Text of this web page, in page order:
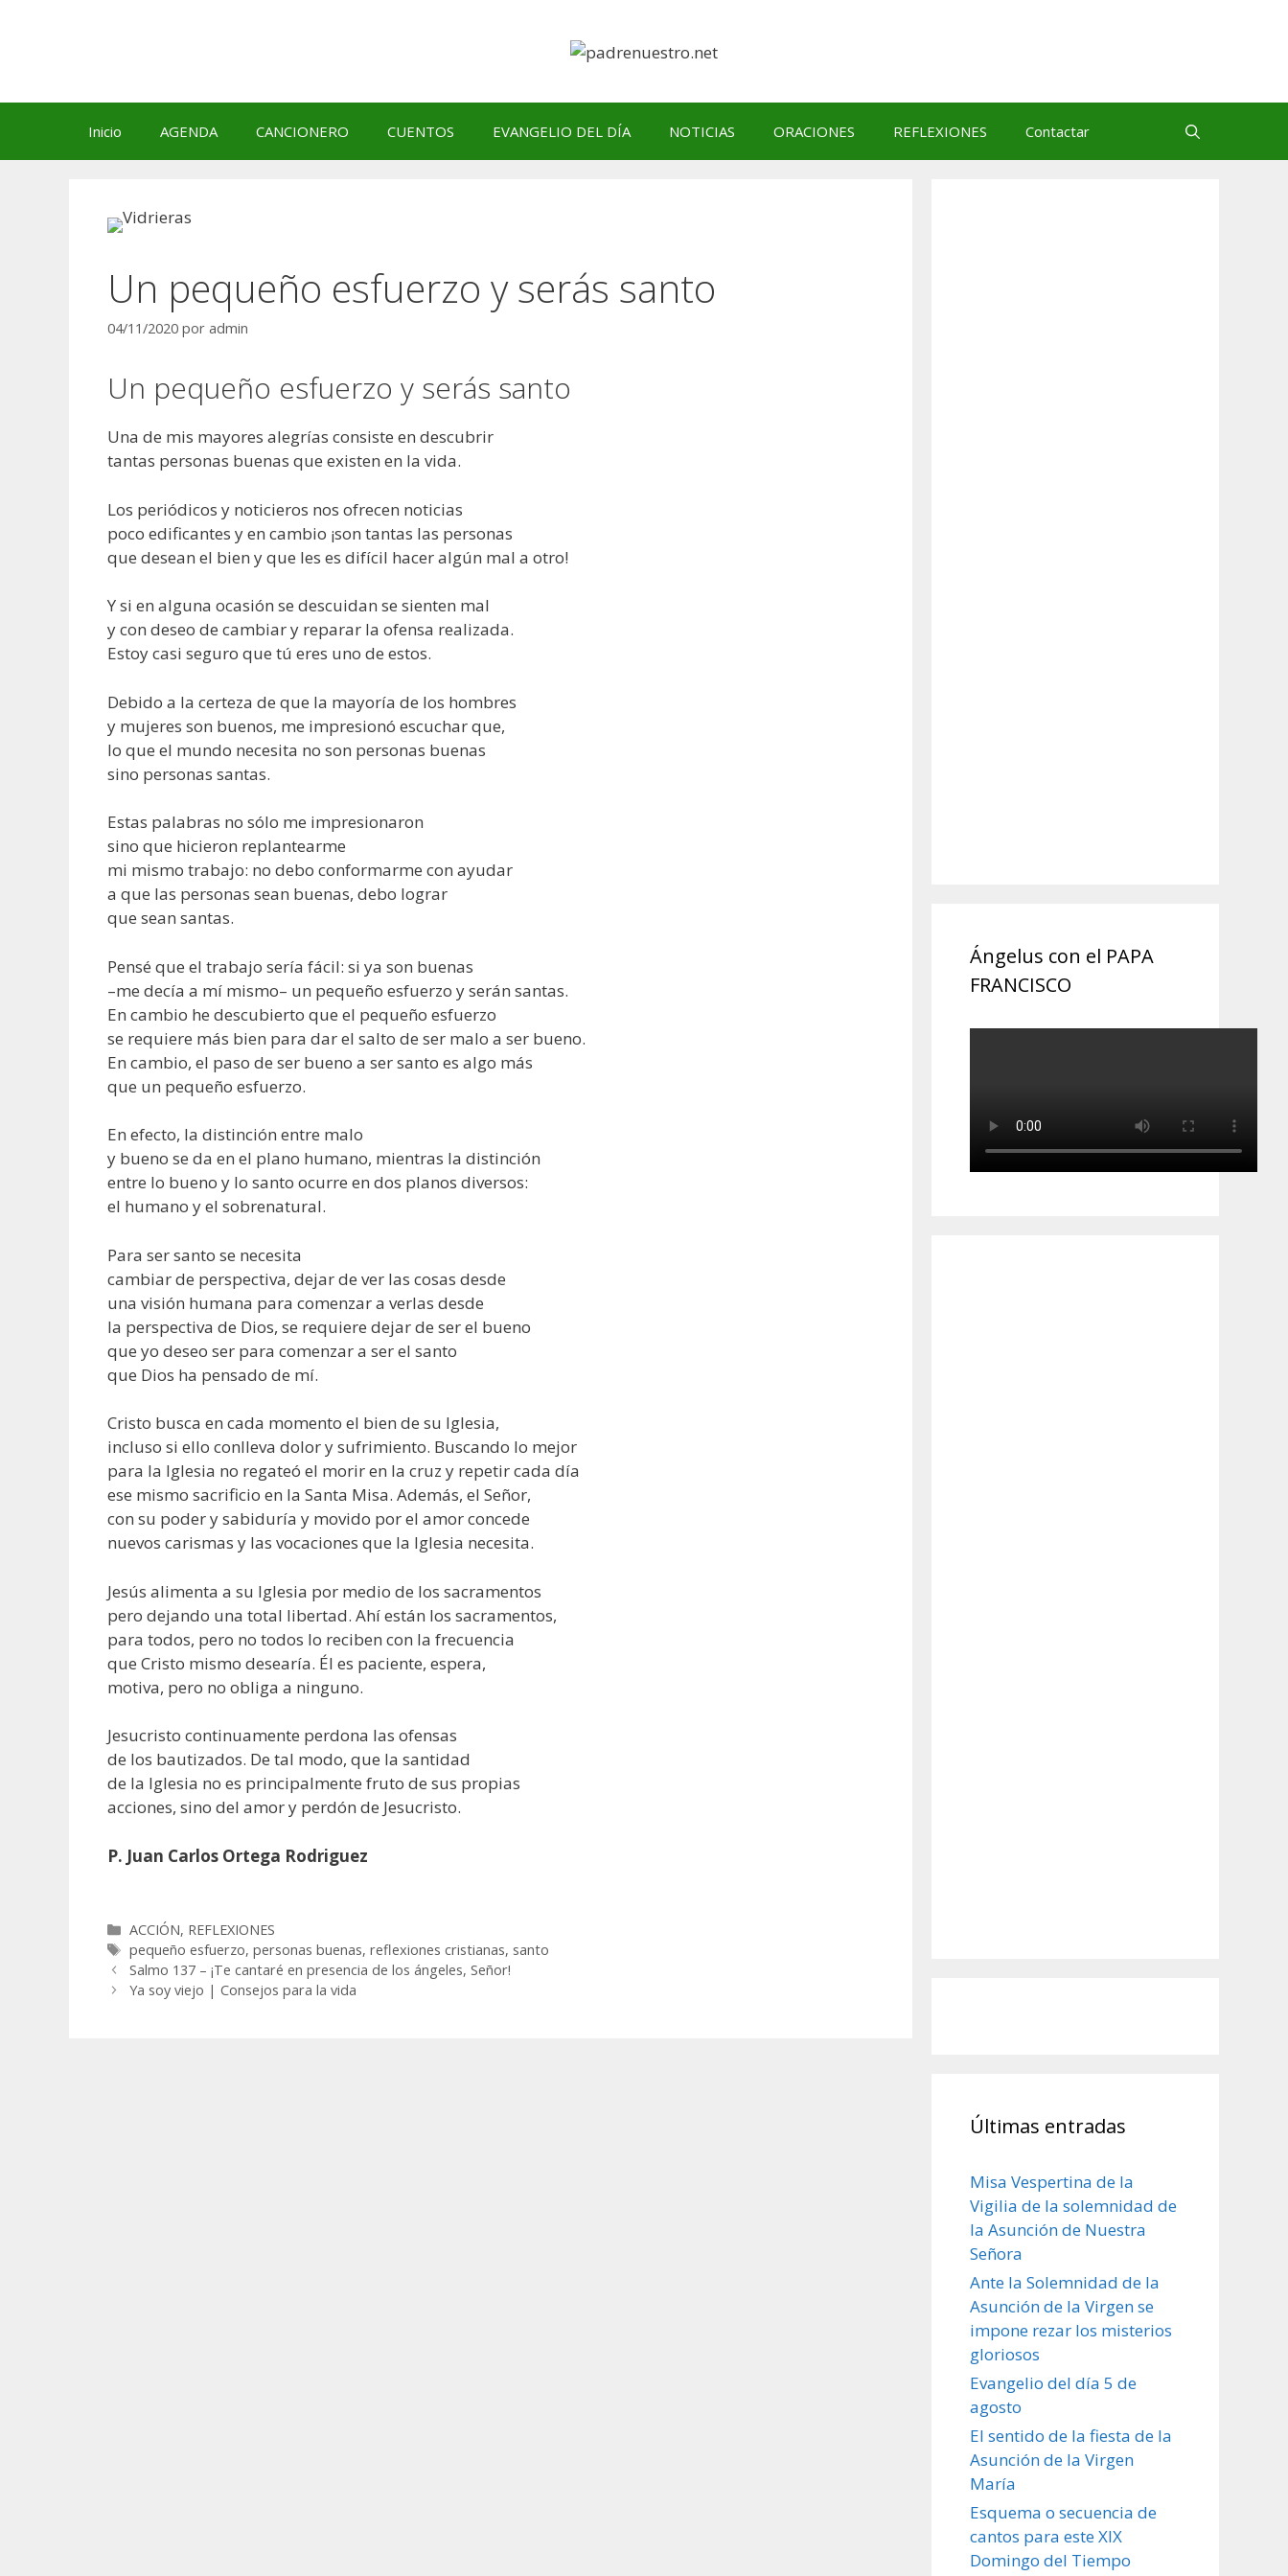
Inicio AGENDA CANCIONERO CUENTOS EVANGELIO DEL DÍA NOTICIAS ORACIONES REFLEXIONES Contactar
Un pequeño esfuerzo y serás santo
04/11/2020 por admin
Un pequeño esfuerzo y serás santo
Una de mis mayores alegrías consiste en descubrir
tantas personas buenas que existen en la vida.
Los periódicos y noticieros nos ofrecen noticias
poco edificantes y en cambio ¡son tantas las personas
que desean el bien y que les es difícil hacer algún mal a otro!
Y si en alguna ocasión se descuidan se sienten mal
y con deseo de cambiar y reparar la ofensa realizada.
Estoy casi seguro que tú eres uno de estos.
Debido a la certeza de que la mayoría de los hombres
y mujeres son buenos, me impresionó escuchar que,
lo que el mundo necesita no son personas buenas
sino personas santas.
Estas palabras no sólo me impresionaron
sino que hicieron replantearme
mi mismo trabajo: no debo conformarme con ayudar
a que las personas sean buenas, debo lograr
que sean santas.
Pensé que el trabajo sería fácil: si ya son buenas
–me decía a mí mismo– un pequeño esfuerzo y serán santas.
En cambio he descubierto que el pequeño esfuerzo
se requiere más bien para dar el salto de ser malo a ser bueno.
En cambio, el paso de ser bueno a ser santo es algo más
que un pequeño esfuerzo.
En efecto, la distinción entre malo
y bueno se da en el plano humano, mientras la distinción
entre lo bueno y lo santo ocurre en dos planos diversos:
el humano y el sobrenatural.
Para ser santo se necesita
cambiar de perspectiva, dejar de ver las cosas desde
una visión humana para comenzar a verlas desde
la perspectiva de Dios, se requiere dejar de ser el bueno
que yo deseo ser para comenzar a ser el santo
que Dios ha pensado de mí.
Cristo busca en cada momento el bien de su Iglesia,
incluso si ello conlleva dolor y sufrimiento. Buscando lo mejor
para la Iglesia no regateó el morir en la cruz y repetir cada día
ese mismo sacrificio en la Santa Misa. Además, el Señor,
con su poder y sabiduría y movido por el amor concede
nuevos carismas y las vocaciones que la Iglesia necesita.
Jesús alimenta a su Iglesia por medio de los sacramentos
pero dejando una total libertad. Ahí están los sacramentos,
para todos, pero no todos lo reciben con la frecuencia
que Cristo mismo desearía. Él es paciente, espera,
motiva, pero no obliga a ninguno.
Jesucristo continuamente perdona las ofensas
de los bautizados. De tal modo, que la santidad
de la Iglesia no es principalmente fruto de sus propias
acciones, sino del amor y perdón de Jesucristo.
P. Juan Carlos Ortega Rodriguez
Categorías
ACCIÓN, REFLEXIONES
Etiquetas
pequeño esfuerzo,personas buenas,reflexiones cristianas, santo
Salmo 137 – ¡Te cantaré en presencia de los ángeles, Señor!
Ya soy viejo | Consejos para la vida
Ángelus con el PAPA
FRANCISCO
Últimas entradas
Misa Vespertina de la
Vigilia de la solemnidad de
la Asunción de Nuestra
Señora
Ante la Solemnidad de la
Asunción de la Virgen se
impone rezar los misterios
gloriosos
Evangelio del día 5 de
agosto
El sentido de la fiesta de la
Asunción de la Virgen
María
Esquema o secuencia de
cantos para este XIX
Domingo del Tiempo